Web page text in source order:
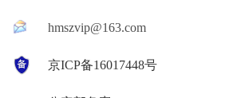
hmszvip@163.com
京ICP备16017448号